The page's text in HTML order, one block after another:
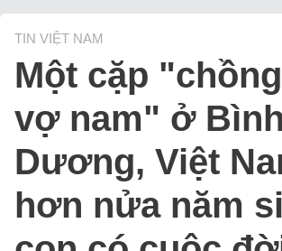
TIN VIỆT NAM
Một cặp
vợ nam" ở Bình
Dương, Việt
hơn nửa năm